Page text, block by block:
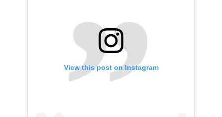
View this post on Instagram